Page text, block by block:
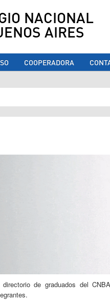
NACIONAL
AIRES
COOPERADORA
aquí
directorio de graduados del